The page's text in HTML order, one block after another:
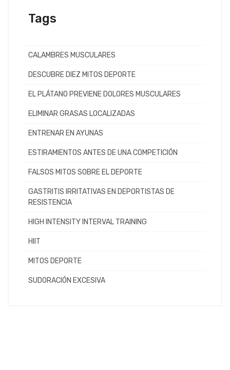
Tags
CALAMBRES MUSCULARES
DESCUBRE DIEZ MITOS DEPORTE
EL PLÁTANO PREVIENE DOLORES MUSCULARES
ELIMINAR GRASAS LOCALIZADAS
ENTRENAR EN AYUNAS
ESTIRAMIENTOS ANTES DE UNA COMPETICIÓN
FALSOS MITOS SOBRE EL DEPORTE
GASTRITIS IRRITATIVAS EN DEPORTISTAS DE
RESISTENCIA
HIGH INTENSITY INTERVAL TRAINING
HIIT
MITOS DEPORTE
SUDORACIÓN EXCESIVA